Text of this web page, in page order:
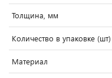
Толщина, мм
Количество в упаковке (шт)
Материал